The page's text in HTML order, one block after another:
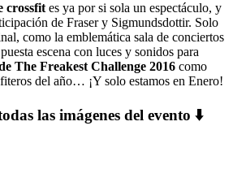
crossfit es ya por si sola un espectáculo, y
de Fraser y Sigmundsdottir. Solo
como la emblemática sala de conciertos
escena con luces y sonidos para
The Freakest Challenge 2016 como
del año… ¡Y solo estamos en Enero!
las imágenes del evento ⬇️